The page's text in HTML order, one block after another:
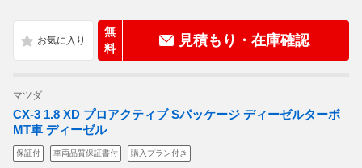
無
料
見積もり・在庫確認
マツダ
CX-3 1.8 XD プロアクティブ Sパッケージ ディーゼルターボ
MT車 ディーゼル
保証付 車両品質保証書付 購入プラン付き